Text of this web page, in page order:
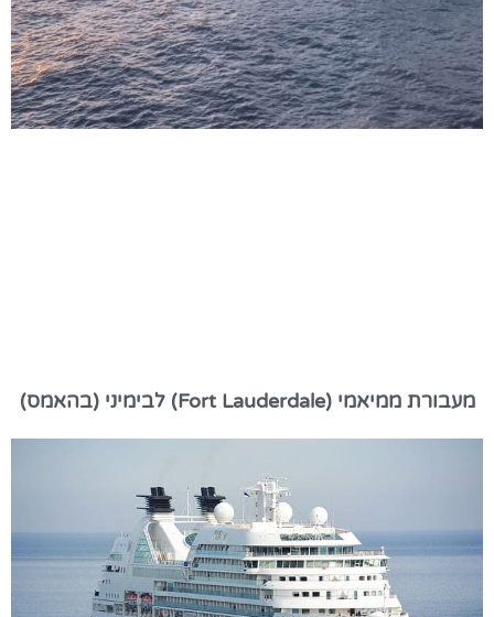
מעבורת ממיאמי (Fort Lauderdale) לבימיני (בהאמס)